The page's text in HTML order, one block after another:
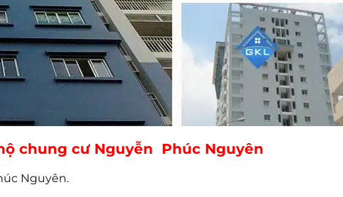
chung cư Nguyễn Phúc Nguyên
Nguyên.